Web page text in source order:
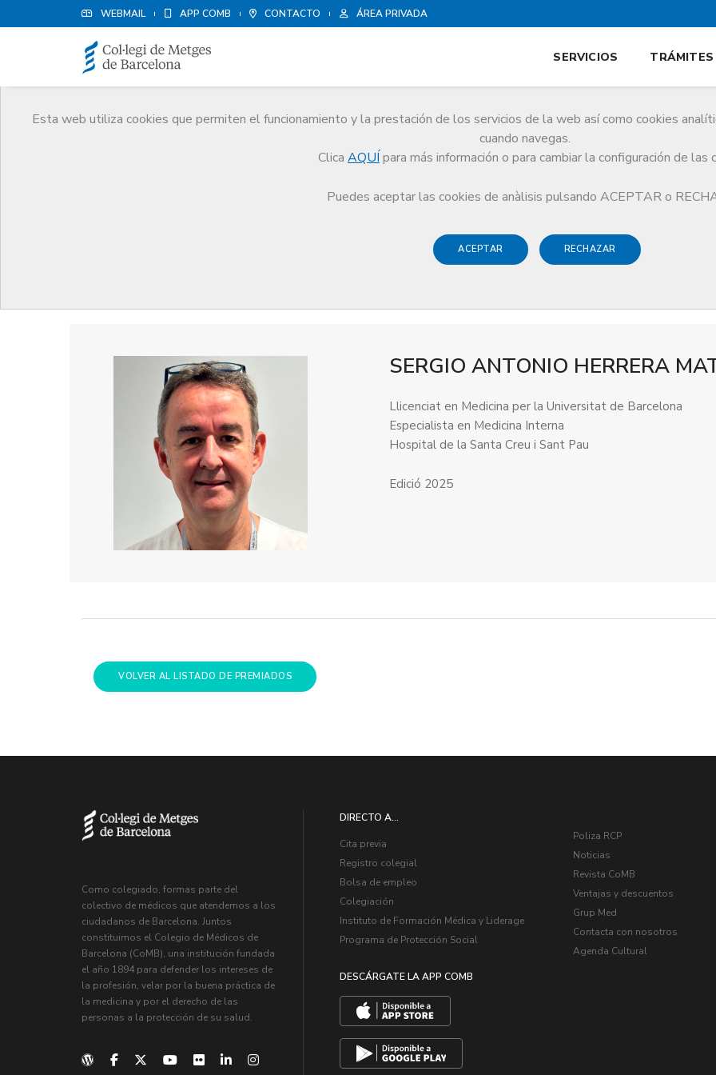
WEBMAIL APP COMB CONTACTO ÁREA PRIVADA
Esta web utiliza cookies que permiten el funcionamiento y la prestación de los servicios de la web así como cookies
cuando navegas.
Clica AQUÍ para más información o para cambiar la configuración de las
Puedes aceptar las cookies de anàlisis pulsando ACEPTAR o
ACEPTAR RECHAZAR
SERVICIOS TRÁMITES
Guardonat Edició 2025
SERGIO ANTONIO HERRERA
Llicenciat en Medicina per la Universitat de Barcelona
Especialista en Medicina Interna
Hospital de la Santa Creu i Sant Pau
Edició 2025
VOLVER AL LISTADO DE PREMIADOS
Como colegiado, formas parte del
colectivo de médicos que atendemos a los
ciudadanos de Barcelona. Juntos
constituimos el Colegio de Médicos de
Barcelona (CoMB), una institución fundada
el año 1894 para defender los intereses de
la profesión, velar por la buena práctica de
la medicina y por el derecho de las
personas a la protección de su salud.
DIRECTO A...
Cita previa
Registro colegial
Bolsa de empleo
Colegiación
Instituto de Formación Médica y Liderage
Programa de Protección Social
DESCÁRGATE LA APP COMB
Poliza RCP
Noticias
Revista CoMB
Ventajas y descuentos
Grup Med
Contacta con nosotros
Agenda Cultural